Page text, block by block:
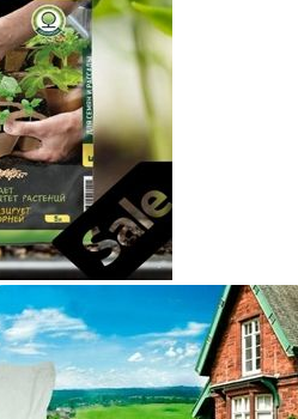
округ
область
край
край
Крым
область
область
область
область